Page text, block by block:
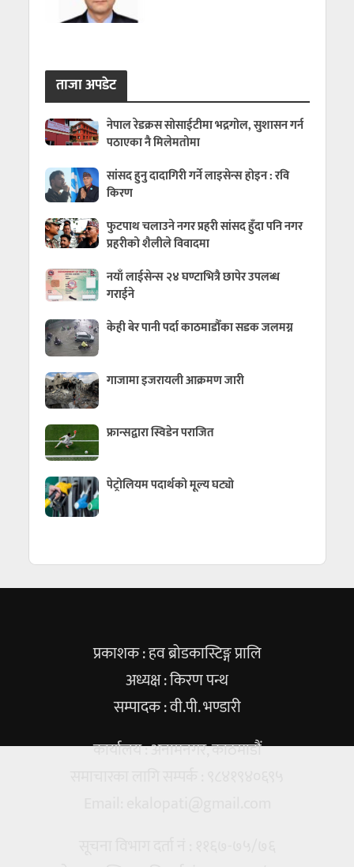
ताजा अपडेट
नेपाल रेडक्रस सोसाईटीमा भद्रगोल, सुशासन गर्न
पठाएका नै मिलेमतोमा
सांसद हुनु दादागिरी गर्ने लाइसेन्स होइन : रवि
किरण
फुटपाथ चलाउने नगर प्रहरी सांसद हुँदा पनि नगर
प्रहरीको शैलीले विवादमा
नयाँ लाईसेन्स २४ घण्टाभित्रै छापेर उपलब्ध
गराईने
केही बेर पानी पर्दा काठमाडौँका सडक जलमग्न
गाजामा इजरायली आक्रमण जारी
फ्रान्सद्वारा स्विडेन पराजित
पेट्रोलियम पदार्थको मूल्य घट्यो
प्रकाशक : हव ब्रोडकास्टिङ्ग प्रालि
अध्यक्ष : किरण पन्थ
सम्पादक : वी.पी. भण्डारी
कार्यालय : अनामनगर, काठमाडौं